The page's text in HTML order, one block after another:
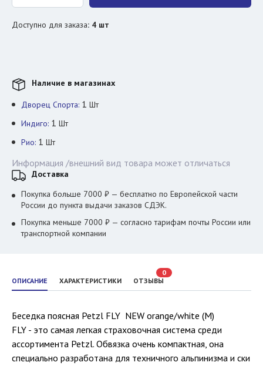
Доступно для заказа: 4 шт
ОПИСАНИЕ ХАРАКТЕРИСТИКИ ОТЗЫВЫ
0
Беседка поясная Petzl FLY NEW orange/white (M)
FLY - это самая легкая страховочная система среди
ассортимента Petzl. Обвязка очень компактная, она
специально разработана для техничного альпинизма и ски
Наличие в магазинах
Дворец Спорта: 1 Шт
Индиго: 1 Шт
Рио: 1 Шт
Информация /внешний вид товара может отличаться
Доставка
Покупка больше 7000 ₽ — бесплатно по Европейской части
России до пункта выдачи заказов СДЭК.
Покупка меньше 7000 ₽ — согласно тарифам почты России или
транспортной компании